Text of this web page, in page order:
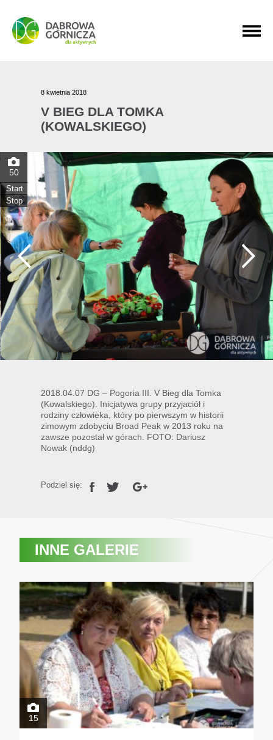
PRZEJDŹ DO MENU GŁÓWNEGO
PRZEJDŹ DO WYSZUKIWARKI
PRZEJDŹ DO TREŚCI
8 kwietnia 2018
V BIEG DLA TOMKA
(KOWALSKIEGO)
50
Start
Stop
2018.04.07 DG – Pogoria III. V Bieg dla Tomka
(Kowalskiego). Inicjatywa grupy przyjaciół i
rodziny człowieka, który po pierwszym w historii
zimowym zdobyciu Broad Peak w 2013 roku na
zawsze pozostał w górach. FOTO: Dariusz
Nowak (nddg)
Podziel się:
INNE GALERIE
15